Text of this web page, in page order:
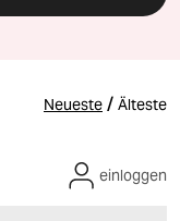
Neueste / Älteste
einloggen